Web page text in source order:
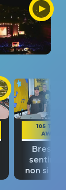
105 TAKE
AWAY
Bresh:
non si
fino alla